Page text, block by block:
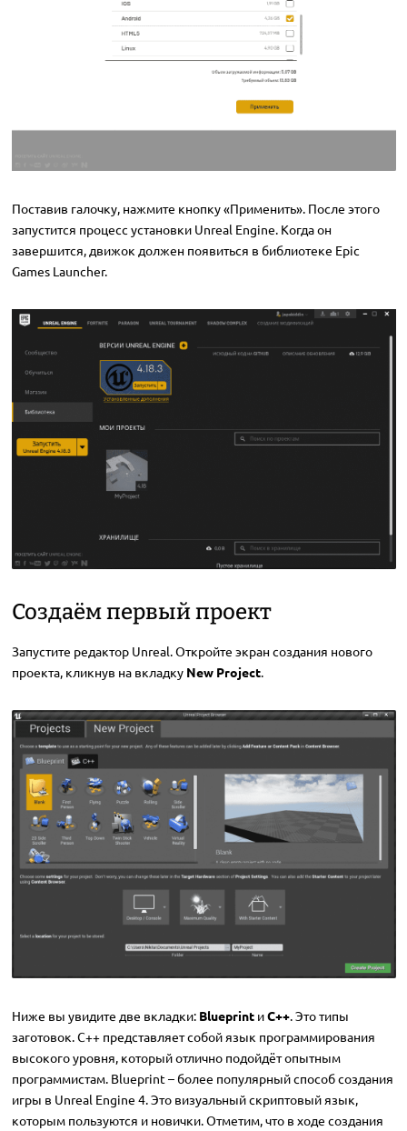
Поставив галочку, нажмите кнопку «Применить». После этого
запустится процесс установки Unreal Engine. Когда он
завершится, движок должен появиться в библиотеке Epic
Games Launcher.
Создаём первый проект
Запустите редактор Unreal. Откройте экран создания нового
проекта, кликнув на вкладку New Project.
Ниже вы увидите две вкладки: BlueprintиC++. Это типы
заготовок. C++ представляет собой язык программирования
высокого уровня, который отлично подойдёт опытным
программистам. Blueprint – более популярный способ создания
игры в Unreal Engine 4. Это визуальный скриптовый язык,
которым пользуются и новички. Отметим, что в ходе создания